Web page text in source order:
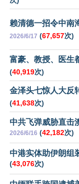
赖清德一招令中南
2026/6/17 (67,657次)
富豪、教授、医生
(40,919次)
金泽头七惊人大反
(41,638次)
中共飞弹威胁直
2026/6/16 (42,182次)
中港实体助伊朗组
(43,076次)